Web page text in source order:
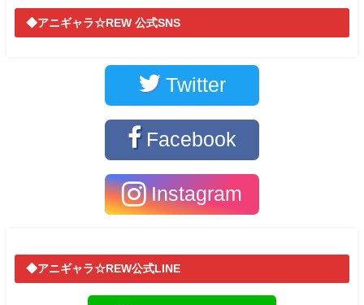
◆アニギャラ☆REW 公式SNS
Twitter
Facebook
Instagram
◆アニギャラ☆REW公式LINE